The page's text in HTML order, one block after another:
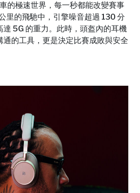
的極速世界，每一秒都能改變賽事
里的飛馳中，引擎噪音超過 130 分
達 5G 的重力。此時，頭盔內的耳機
通的工具，更是決定比賽成敗與安全